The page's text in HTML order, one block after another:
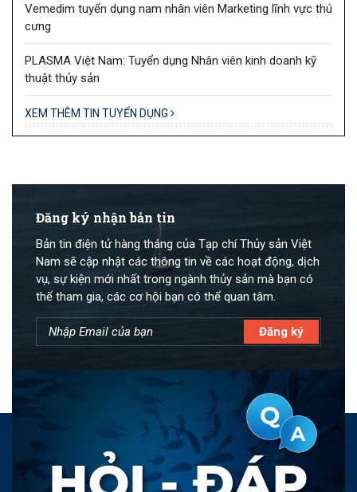
Vemedim tuyển dụng nam nhân viên Marketing lĩnh vực thú
cưng
PLASMA Việt Nam: Tuyển dụng Nhân viên kinh doanh kỹ
thuật thủy sản
XEM THÊM TIN TUYỂN DỤNG
Đăng ký nhận bản tin
Bản tin điện tử hàng tháng của Tạp chí Thủy sản Việt
Nam sẽ cập nhật các thông tin về các hoạt động, dịch
vụ, sự kiện mới nhất trong ngành thủy sản mà bạn có
thể tham gia, các cơ hội bạn có thể quan tâm.